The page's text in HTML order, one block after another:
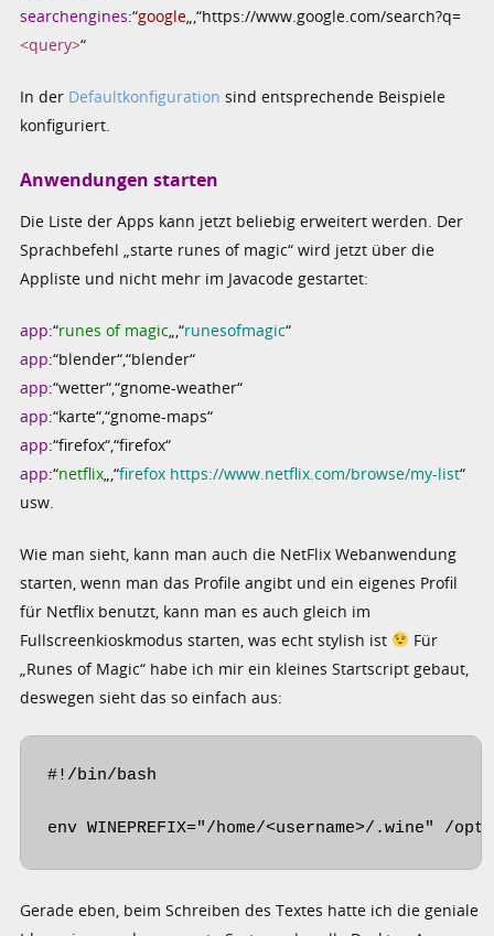
searchengines:“google„,“https://www.google.com/search?q=
<query>“
In der Defaultkonfiguration sind entsprechende Beispiele
konfiguriert.
Anwendungen starten
Die Liste der Apps kann jetzt beliebig erweitert werden. Der
Sprachbefehl „starte runes of magic“ wird jetzt über die
Appliste und nicht mehr im Javacode gestartet:
app:“runes of magic „,“runesofmagic“
app:“blender“,“blender“
app:“wetter“,“gnome-weather“
app:“karte“,“gnome-maps“
app:“firefox“,“firefox“
app:“netflix „,“firefox https://www.netflix.com/browse/my-list“
usw.
Wie man sieht, kann man auch die NetFlix Webanwendung
starten, wenn man das Profile angibt und ein eigenes Profil
für Netflix benutzt, kann man es auch gleich im
Fullscreenkioskmodus starten, was echt stylish ist
Für
„Runes of Magic“ habe ich mir ein kleines Startscript gebaut,
deswegen sieht das so einfach aus:
#!/bin/bash
env WINEPREFIX="/home/<username>/.wine" /
Gerade eben, beim Schreiben des Textes hatte ich die geniale